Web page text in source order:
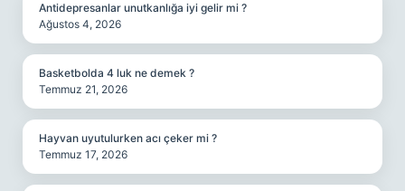
Antidepresanlar unutkanlığa iyi gelir mi ?
Ağustos 4, 2026
Basketbolda 4 luk ne demek ?
Temmuz 21, 2026
Hayvan uyutulurken acı çeker mi ?
Temmuz 17, 2026